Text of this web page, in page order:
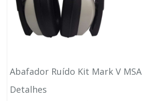
Abafador Ruído Kit Mark V MSA
Detalhes